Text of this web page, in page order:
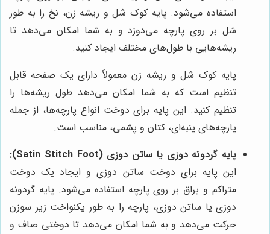
استفاده می‌شود. پایه کوک شل و ریشه زن، نخ را به طور
شل بر روی پارچه می‌دوزد و به شما امکان می‌دهد تا
ریشه‌هایی با طول‌های مختلف ایجاد کنید.
پایه کوک شل و ریشه زن معمولاً دارای یک صفحه قابل
تنظیم است که به شما امکان می‌دهد طول ریشه‌ها را
تنظیم کنید. این پایه برای دوخت انواع پارچه‌ها، از جمله
پارچه‌های پنبه‌ای، کتان و پشمی، مناسب است.
پایه گردونه دوزی یا ساتن دوزی (Satin Stitch Foot):
این پایه برای دوخت ساتن دوزی و ایجاد یک دوخت
متراکم و براق بر روی پارچه استفاده می‌شود. پایه گردونه
دوزی یا ساتن دوزی، پارچه را به طور یکنواخت زیر سوزن
حرکت می‌دهد و به شما امکان می‌دهد تا دوختی صاف و